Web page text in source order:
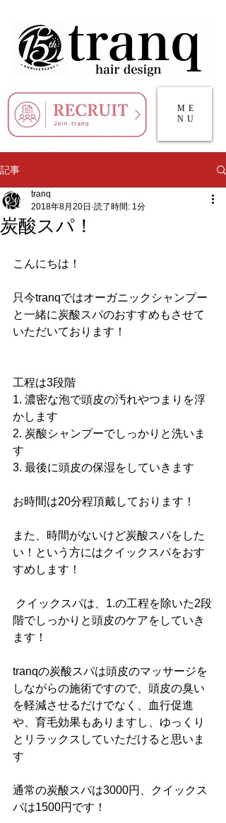
ME
NU
記事
炭酸スパ！
tranq
2018年8月20日 読了時間: 1分
こんにちは！
只今tranqではオーガニックシャンプー
と一緒に炭酸スパのおすすめもさせて
いただいております！
工程は3段階
1. 濃密な泡で頭皮の汚れやつまりを浮
かします
2. 炭酸シャンプーでしっかりと洗いま
す
3. 最後に頭皮の保湿をしていきます
お時間は20分程頂戴しております！
また、時間がないけど炭酸スパをした
い！という方にはクイックスパをおす
すめします！
クイックスパは、1.の工程を除いた2段
階でしっかりと頭皮のケアをしていき
ます！
tranqの炭酸スパは頭皮のマッサージを
しながらの施術ですので、頭皮の臭い
を軽減させるだけでなく、血行促進
や、育毛効果もありますし、ゆっくり
とリラックスしていただけると思いま
す
通常の炭酸スパは3000円、クイックス
パは1500円です！